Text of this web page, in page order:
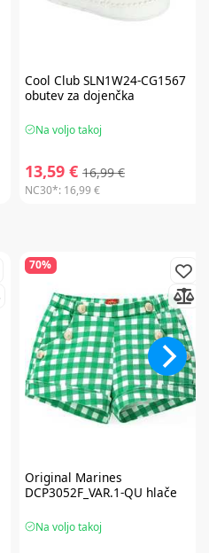
Cool ClubSLN1W24-CG1567
obutev za dojenčka
Na voljo takoj
13,59 € 16,99 €
NC30*: 16,99 €
70%
Original Marines
DCP3052F_VAR.1-QU hlače
Na voljo takoj